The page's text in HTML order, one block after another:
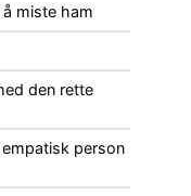
miste ham
den rette
person